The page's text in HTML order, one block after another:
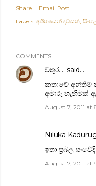
Share
Email Post
Labels: අතීතයෙන් දවසක්
COMMENTS
චතුර.... said…
කතාවේ අන්තිම
අමාරු හැඟීමක්
August 7, 2011 at
Niluka
ඉතා ප්‍රබල
August 7, 2011 at